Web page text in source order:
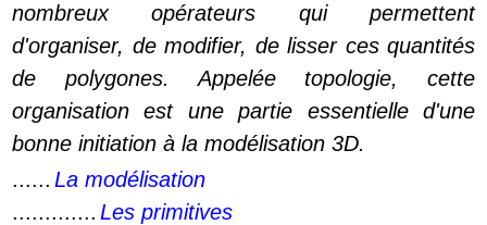
nombreux opérateurs qui permettent
d'organiser, de modifier, de lisser ces quantités
de polygones. Appelée topologie, cette
organisation est une partie essentielle d'une
bonne initiation à la modélisation 3D.
...... La modélisation
............. Les primitives